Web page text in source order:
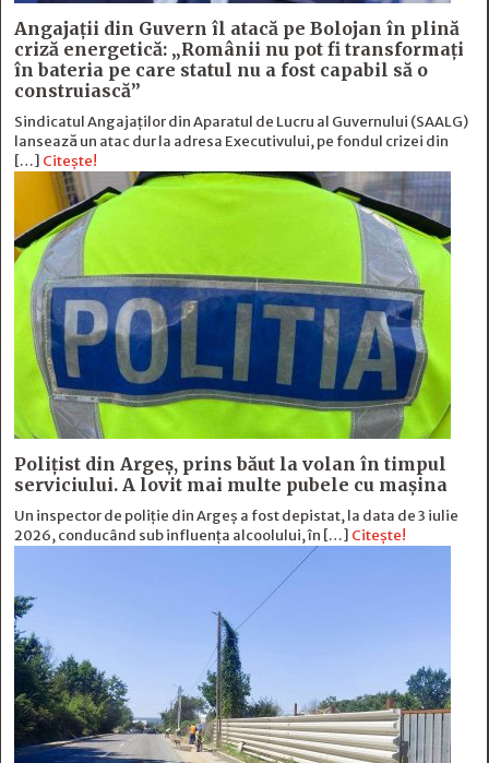
Angajații din Guvern îl atacă pe Bolojan în plină
criză energetică: „Românii nu pot fi transformați
în bateria pe care statul nu a fost capabil să o
construiască”
Sindicatul Angajaților din Aparatul de Lucru al Guvernului (SAALG)
lansează un atac dur la adresa Executivului, pe fondul crizei din
[…] Citește!
Polițist din Argeș, prins băut la volan în timpul
serviciului. A lovit mai multe pubele cu mașina
Un inspector de poliție din Argeș a fost depistat, la data de 3 iulie
2026, conducând sub influența alcoolului, în […] Citește!